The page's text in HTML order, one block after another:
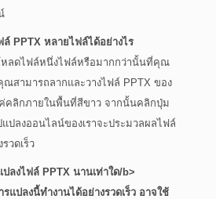
PPTX หลายไฟล์ได้อย่างไร
หลดไฟล์หนึ่งไฟล์หรือมากกว่านั้นที่คุณ
ณสามารถลากและวางไฟล์ PPTX ของ
คลิกภายในพื้นที่สีขาว จากนั้นคลิกปุ่ม
ปลงออนไลน์ของเราจะประมวลผลไฟล์
วดเร็ว
ปลงไฟล์ PPTX นานเท่าใด/b>
แปลงนี้ทำงานได้อย่างรวดเร็ว อาจใช้